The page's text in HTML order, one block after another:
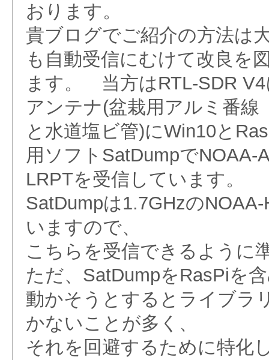
おります。
貴ブログでご紹介の方法は
も自動受信にむけて改良を
ます。 当方はRTL-SDR
アンテナ(盆栽用アルミ番線
と水道塩ビ管)にWin10と
用ソフトSatDumpでNOAA-
LRPTを受信しています。
SatDumpは1.7GHzの
いますので、
こちらを受信できるように
ただ、SatDumpをRasPiを
動かそうとするとライブラ
かないことが多く、
それを回避するために特化